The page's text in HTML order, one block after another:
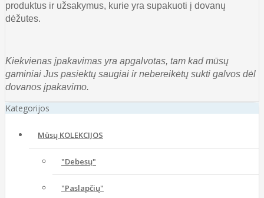
produktus ir užsakymus, kurie yra supakuoti į dovanų
dėžutes.
Kiekvienas įpakavimas yra apgalvotas, tam kad mūsų
gaminiai Jus pasiektų saugiai ir nebereikėtų sukti galvos dėl
dovanos įpakavimo.
Kategorijos
Mūsų KOLEKCIJOS
"Debesų"
"Paslapčių"